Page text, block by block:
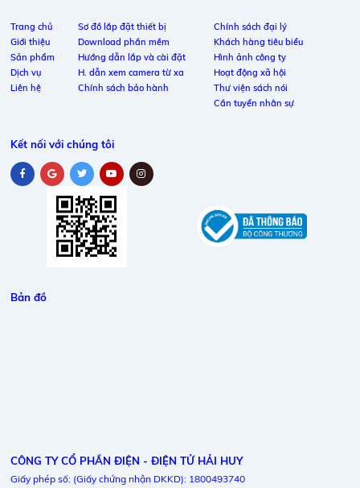
Trang chủ
Giới thiệu
Sản phẩm
Dịch vụ
Liên hệ
Sơ đồ lắp đặt thiết bị
Download phần mềm
Hướng dẫn lắp và cài đặt
H. dẫn xem camera từ xa
Chính sách bảo hành
Chính sách đại lý
Khách hàng tiêu biểu
Hình ảnh công ty
Hoạt động xã hội
Thư viện sách nói
Cần tuyển nhân sự
Kết nối với chúng tôi
Bản đồ
CÔNG TY CỔ PHẦN ĐIỆN - ĐIỆN TỬ HẢI HUY
Giấy phép số: (Giấy chứng nhận DKKD): 1800493740